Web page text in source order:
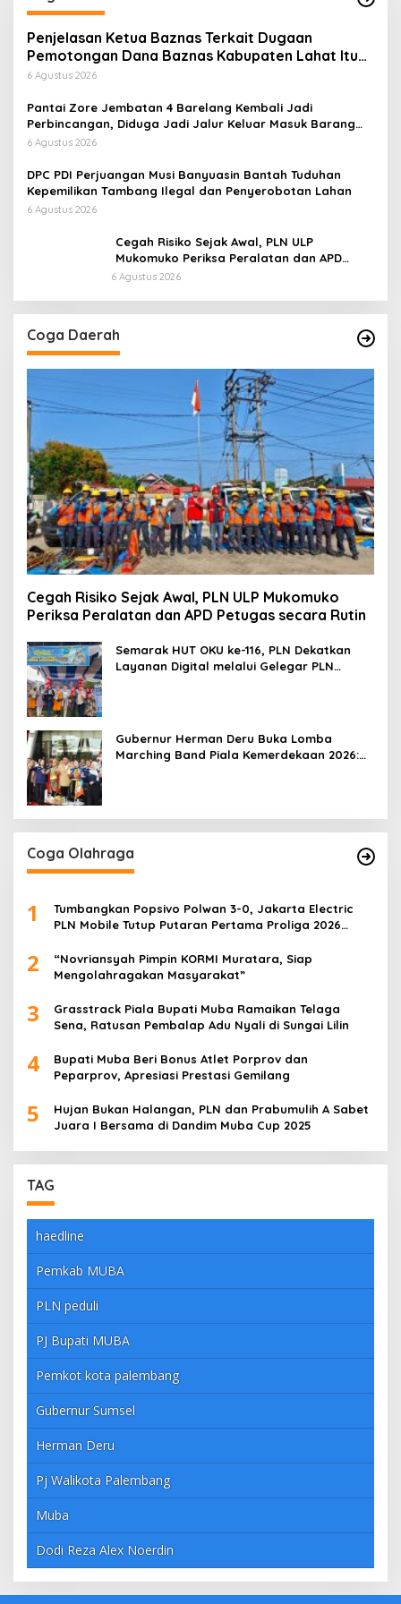
Penjelasan Ketua Baznas Terkait Dugaan
Pemotongan Dana Baznas Kabupaten Lahat Itu
Tidak Benar
6 Agustus 2026
Pantai Zore Jembatan 4 Barelang Kembali Jadi
Perbincangan, Diduga Jadi Jalur Keluar Masuk Barang
Tanpa Dokumen Kepabeanan, Nama Berinisial WL
di Kawasan Pesisir
6 Agustus 2026
DPC PDI Perjuangan Musi Banyuasin Bantah Tuduhan
Kepemilikan Tambang Ilegal dan Penyerobotan Lahan
6 Agustus 2026
Cegah Risiko Sejak Awal, PLN ULP
Mukomuko Periksa Peralatan dan APD
Petugas secara Rutin
6 Agustus 2026
Coga Daerah
Cegah Risiko Sejak Awal, PLN ULP Mukomuko
Periksa Peralatan dan APD Petugas secara Rutin
Semarak HUT OKU ke-116, PLN Dekatkan
Layanan Digital melalui Gelegar PLN
Gubernur Herman Deru Buka Lomba
Marching Band Piala Kemerdekaan 2026:
Coga Olahraga
1
Tumbangkan Popsivo Polwan 3-0, Jakarta Electric
PLN Mobile Tutup Putaran Pertama Proliga 2026
2
“Novriansyah Pimpin KORMI Muratara, Siap
Mengolahragakan Masyarakat”
3
Grasstrack Piala Bupati Muba Ramaikan Telaga
Sena, Ratusan Pembalap Adu Nyali di Sungai Lilin
4
Bupati Muba Beri Bonus Atlet Porprov dan
Peparprov, Apresiasi Prestasi Gemilang
5
Hujan Bukan Halangan, PLN dan Prabumulih A Sabet
Juara I Bersama di Dandim Muba Cup 2025
TAG
haedline
Pemkab MUBA
PLN peduli
PJ Bupati MUBA
Pemkot kota palembang
Gubernur Sumsel
Herman Deru
Pj Walikota Palembang
Muba
Dodi Reza Alex Noerdin